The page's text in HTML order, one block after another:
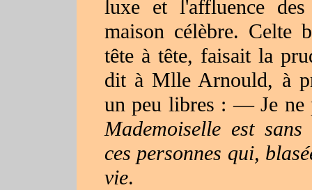
luxe et l'affluence
maison célèbre. Celte
tête à tête, faisait la
dit à Mlle Arnould, à
un peu libres : — Je
Mademoiselle est sans
ces personnes qui,
vie.